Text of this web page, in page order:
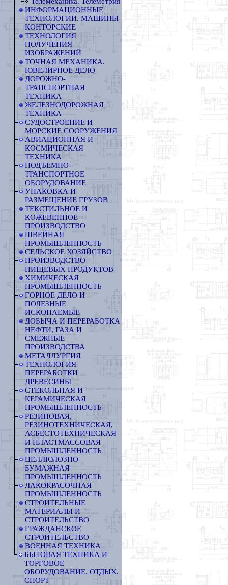
ИНФОРМАЦИОННЫЕ
ТЕХНОЛОГИИ. МАШИНЫ
КОНТОРСКИЕ
ТЕХНОЛОГИЯ
ПОЛУЧЕНИЯ
ИЗОБРАЖЕНИЙ
ТОЧНАЯ МЕХАНИКА.
ЮВЕЛИРНОЕ ДЕЛО
ДОРОЖНО-
ТРАНСПОРТНАЯ
ТЕХНИКА
ЖЕЛЕЗНОДОРОЖНАЯ
ТЕХНИКА
СУДОСТРОЕНИЕ И
МОРСКИЕ СООРУЖЕНИЯ
АВИАЦИОННАЯ И
КОСМИЧЕСКАЯ
ТЕХНИКА
ПОДЪЕМНО-
ТРАНСПОРТНОЕ
ОБОРУДОВАНИЕ
УПАКОВКА И
РАЗМЕЩЕНИЕ ГРУЗОВ
ТЕКСТИЛЬНОЕ И
КОЖЕВЕННОЕ
ПРОИЗВОДСТВО
ШВЕЙНАЯ
ПРОМЫШЛЕННОСТЬ
СЕЛЬСКОЕ ХОЗЯЙСТВО
ПРОИЗВОДСТВО
ПИЩЕВЫХ ПРОДУКТОВ
ХИМИЧЕСКАЯ
ПРОМЫШЛЕННОСТЬ
ГОРНОЕ ДЕЛО И
ПОЛЕЗНЫЕ
ИСКОПАЕМЫЕ
ДОБЫЧА И ПЕРЕРАБОТКА
НЕФТИ, ГАЗА И
СМЕЖНЫЕ
ПРОИЗВОДСТВА
МЕТАЛЛУРГИЯ
ТЕХНОЛОГИЯ
ПЕРЕРАБОТКИ
ДРЕВЕСИНЫ
СТЕКОЛЬНАЯ И
КЕРАМИЧЕСКАЯ
ПРОМЫШЛЕННОСТЬ
РЕЗИНОВАЯ,
РЕЗИНОТЕХНИЧЕСКАЯ,
АСБЕСТОТЕХНИЧЕСКАЯ
И ПЛАСТМАССОВАЯ
ПРОМЫШЛЕННОСТЬ
ЦЕЛЛЮЛОЗНО-
БУМАЖНАЯ
ПРОМЫШЛЕННОСТЬ
ЛАКОКРАСОЧНАЯ
ПРОМЫШЛЕННОСТЬ
СТРОИТЕЛЬНЫЕ
МАТЕРИАЛЫ И
СТРОИТЕЛЬСТВО
ГРАЖДАНСКОЕ
СТРОИТЕЛЬСТВО
ВОЕННАЯ ТЕХНИКА
БЫТОВАЯ ТЕХНИКА И
ТОРГОВОЕ
ОБОРУДОВАНИЕ. ОТДЫХ.
СПОРТ